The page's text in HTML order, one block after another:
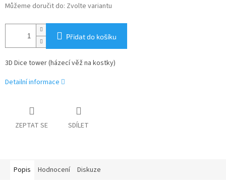
Můžeme doručit do: Zvolte variantu
Přidat do košíku
3D Dice tower (házecí věž na kostky)
Detailní informace
ZEPTAT SE SDÍLET
Popis Hodnocení Diskuze